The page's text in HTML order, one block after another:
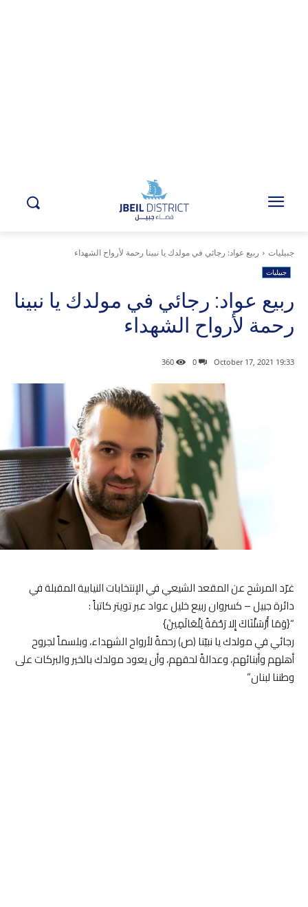
جبيليات ربيع عواد: رجائي في مولدك يا نبينا رحمة لأرواح الشهداء
جبيليات
ربيع عواد: رجائي في مولدك يا نبينا
رحمة لأرواح الشهداء
19:33 2021 ,October 17
0
360
غرّد المرشح عن المقعد الشيعي في الإنتخابات النيابية المقبلة في
دائرة جبيل – كسروان ربيع خليل عواد عبر تويتر كاتباً :
“{وَمَا أَرْسَلْنَاكَ إِلا رَحْمَةً لِلْعَالَمِينَ}
رجائي في مولدك يا نبيّنا (ص) رحمةً لأرواح الشهداء، وبلسماً لجروح
أهلهم وأبنائهم، وعدالةً لحقهم، وأن يعود مولدك بالخير والبركات على
وطننا ‎لبنان”